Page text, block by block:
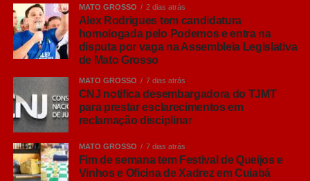
mais velhos transmitam doenças aos mais jovens”,
explicou.
Leia Também: Centro de Pesquisa da
PMMT apresenta trabalho científico
em evento da Sesp
O pesquisador ressaltou que o Brasil já possui um
elevado padrão sanitário na produção de suínos,
reconhecido internacionalmente, mas alertou que esse
resultado exige vigilância constante.
MATO GROSSO 2 dias atrás
Alex Rodrigues tem candidatura
homologada pelo Podemos e entra na
disputa por vaga na Assembleia Legislativa
de Mato Grosso
MATO GROSSO 7 dias atrás
CNJ notifica desembargadora do TJMT
para prestar esclarecimentos em
reclamação disciplinar
MATO GROSSO 7 dias atrás
Fim de semana tem Festival de Queijos e
Vinhos e Oficina de Xadrez em Cuiabá